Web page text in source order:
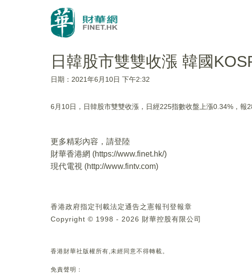
日韓股市雙雙收漲 韓國
日期：2021年6月10日 下午2:32
6月10日，日韓股市雙雙收漲，日經225指數收盤上漲0.34%，報
更多精彩內容，請登陸
財華香港網 (https://www.finet.hk/)
現代電視 (http://www.fintv.com)
香港政府指定刊載法定通告之憲報刊登報章
Copyright © 1998 - 2026 財華控股有限公司
香港財華社版權所有,未經同意不得轉載。
免責聲明：